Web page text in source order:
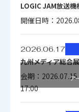
周囲温度
-
湿度
LOGIC JAM放送
開催日時：
2026.06.17
九州メディア総合
会期：
17:00
ア